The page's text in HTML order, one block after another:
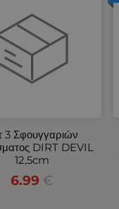
3 Σφουγγαριών
DIRT DEVIL
12,5cm
6.99 €